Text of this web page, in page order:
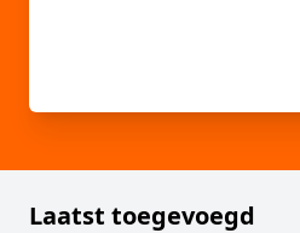
Laatst toegevoegd